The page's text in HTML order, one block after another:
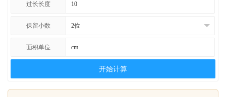
过长长度
保留小数
面积单位
开始计算